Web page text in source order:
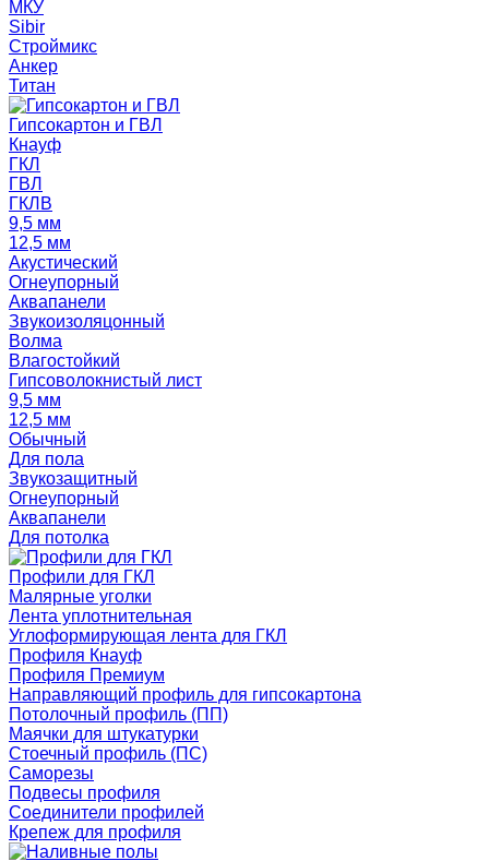
МКУ
Sibir
Строймикс
Анкер
Титан
Гипсокартон и ГВЛ
Кнауф
ГКЛ
ГВЛ
ГКЛВ
9,5 мм
12,5 мм
Акустический
Огнеупорный
Аквапанели
Звукоизоляцонный
Волма
Влагостойкий
Гипсоволокнистый лист
9,5 мм
12,5 мм
Обычный
Для пола
Звукозащитный
Огнеупорный
Аквапанели
Для потолка
Профили для ГКЛ
Малярные уголки
Лента уплотнительная
Углоформирующая лента для ГКЛ
Профиля Кнауф
Профиля Премиум
Направляющий профиль для гипсокартона
Потолочный профиль (ПП)
Маячки для штукатурки
Стоечный профиль (ПС)
Саморезы
Подвесы профиля
Соединители профилей
Крепеж для профиля